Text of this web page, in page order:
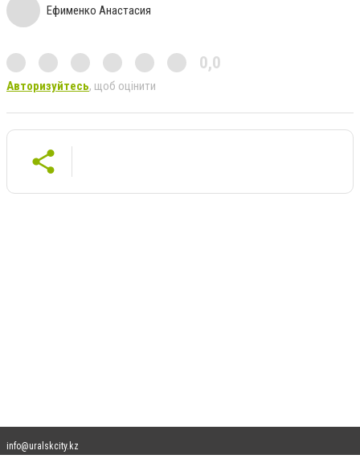
Ефименко Анастасия
0,0
Авторизуйтесь, щоб оцінити
info@uralskcity.kz